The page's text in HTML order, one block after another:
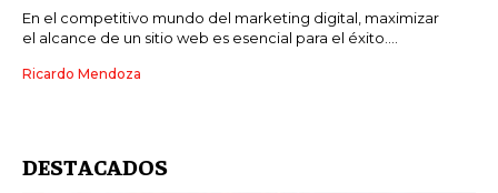
En el competitivo mundo del marketing digital, maximizar
el alcance de un sitio web es esencial para el éxito....
Ricardo Mendoza
DESTACADOS